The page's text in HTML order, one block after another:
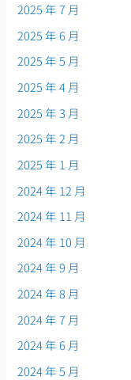
2025 年 7 月
2025 年 6 月
2025 年 5 月
2025 年 4 月
2025 年 3 月
2025 年 2 月
2025 年 1 月
2024 年 12 月
2024 年 11 月
2024 年 10 月
2024 年 9 月
2024 年 8 月
2024 年 7 月
2024 年 6 月
2024 年 5 月